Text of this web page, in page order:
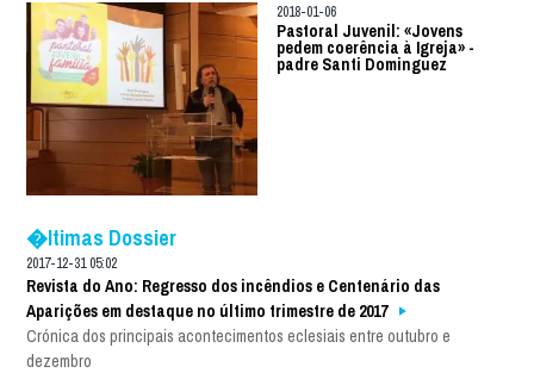
2018-01-06
Pastoral Juvenil: «Jovens
pedem coerência à Igreja» -
padre Santi Dominguez
�ltimas Dossier
2017-12-31 05:02
Revista do Ano: Regresso dos incêndios e Centenário das
Aparições em destaque no último trimestre de 2017
Crónica dos principais acontecimentos eclesiais entre outubro e
dezembro